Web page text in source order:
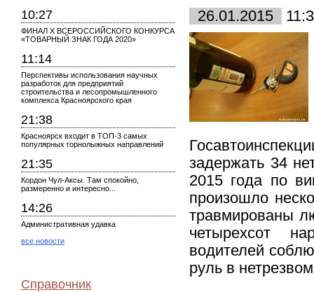
10:27
ФИНАЛ X ВСЕРОССИЙСКОГО КОНКУРСА
«ТОВАРНЫЙ ЗНАК ГОДА 2020»
11:14
Перспективы использования научных
разработок для предприятий
строительства и лесопромышленного
комплекса Красноярского края
21:38
Красноярск входит в ТОП-3 самых
популярных горнолыжных направлений
21:35
Кордон Чул-Аксы. Там спокойно,
размеренно и интересно...
14:26
Административная удавка
все новости
Справочник
26.01.2015
задержать 34
2015 года по
произошло
травмированы
четырехсот
водителей
руль в